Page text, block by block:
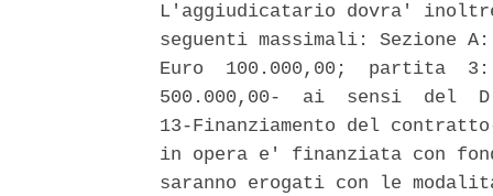
L'aggiudicatario dovra'
seguenti massimali: Sezione
Euro  100.000,00;  partita
500.000,00-  ai  sensi  del
13-Finanziamento del
in opera e' finanziata con
saranno erogati con le